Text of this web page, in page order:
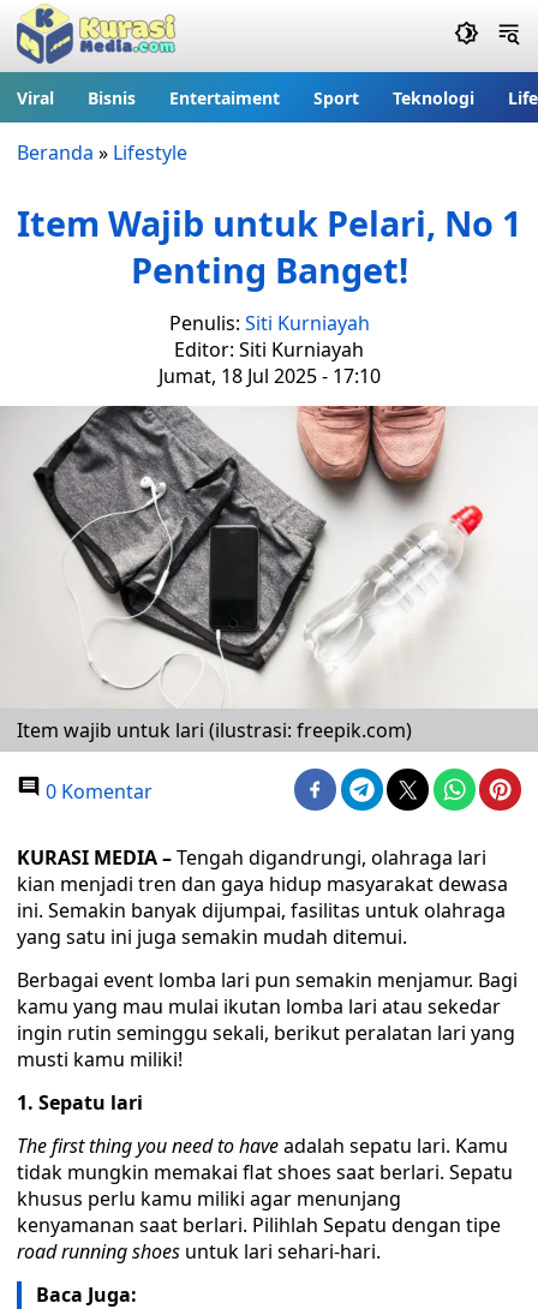
Viral Bisnis Entertaiment Sport Teknologi
Beranda » Lifestyle
Item Wajib untuk Pelari, No 1
Penting Banget!
Penulis: Siti Kurniayah
Editor: Siti Kurniayah
Jumat, 18 Jul 2025 - 17:10
Item wajib untuk lari (ilustrasi: freepik.com)
0 Komentar
KURASI MEDIA –Tengah digandrungi, olahraga lari
kian menjadi tren dan gaya hidup masyarakat dewasa
ini. Semakin banyak dijumpai, fasilitas untuk olahraga
yang satu ini juga semakin mudah ditemui.
Berbagai event lomba lari pun semakin menjamur. Bagi
kamu yang mau mulai ikutan lomba lari atau sekedar
ingin rutin seminggu sekali, berikut peralatan lari yang
musti kamu miliki!
1. Sepatu lari
The first thing you need to haveadalah sepatu lari. Kamu
tidak mungkin memakai flat shoes saat berlari. Sepatu
khusus perlu kamu miliki agar menunjang
kenyamanan saat berlari. Pilihlah Sepatu dengan tipe
road running shoes untuk lari sehari-hari.
Baca Juga: